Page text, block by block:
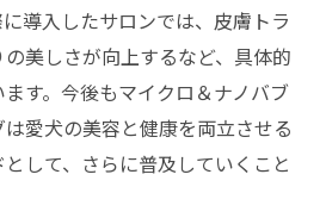
導入したサロンでは、皮膚トラ
美しさが向上するなど、具体的
す。今後もマイクロ＆ナノバブ
愛犬の美容と健康を両立させる
して、さらに普及していくこと